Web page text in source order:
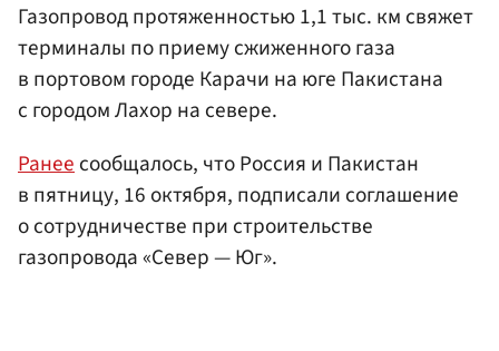
Газопровод протяженностью 1,1 тыс. км свяжет
терминалы по приему сжиженного газа
в портовом городе Карачи на юге Пакистана
с городом Лахор на севере.
Ранее сообщалось, что Россия и Пакистан
в пятницу, 16 октября, подписали соглашение
о сотрудничестве при строительстве
газопровода «Север — Юг».